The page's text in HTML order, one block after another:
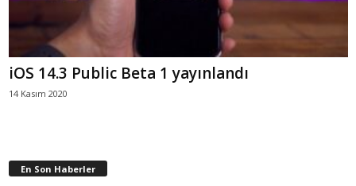
iOS 14.3 Public Beta 1 yayınlandı
14 Kasım 2020
En Son Haberler